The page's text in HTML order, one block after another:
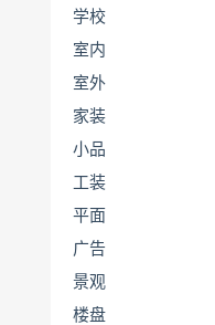
学校
室内
室外
家装
小品
工装
平面
广告
景观
楼盘